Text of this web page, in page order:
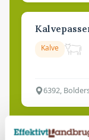
Kalve
6392,
Leder til